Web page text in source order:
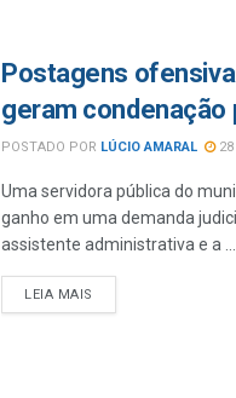
Postagens
geram condenação
POSTADO POR LÚCIO AMARAL 28
Uma servidora pública do
ganho em uma demanda
assistente administrativa e a ...
LEIA MAIS